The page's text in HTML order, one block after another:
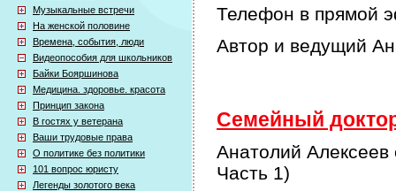
Музыкальные встречи
На женской половине
Времена, события, люди
Видеопособия для школьников
Байки Бояршинова
Медицина. здоровье. красота
Принцип закона
В гостях у ветерана
Ваши трудовые права
О политике без политики
101 вопрос юристу
Легенды золотого века
Телефон в прямой
Автор и ведущий
Семейный
Анатолий Алексеев
Часть 1)